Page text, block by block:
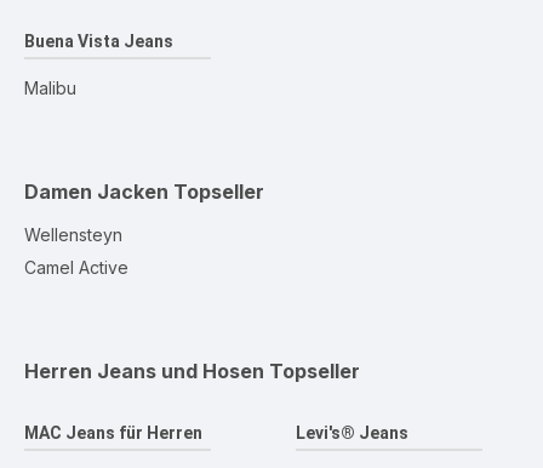
Buena Vista Jeans
Malibu
Damen Jacken Topseller
Wellensteyn
Camel Active
Herren Jeans und Hosen Topseller
MAC Jeans für Herren Levi's® Jeans